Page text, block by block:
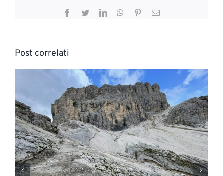
Facebook
TwitterLinkedInWhatsApp
PinterestEmail
Post correlati